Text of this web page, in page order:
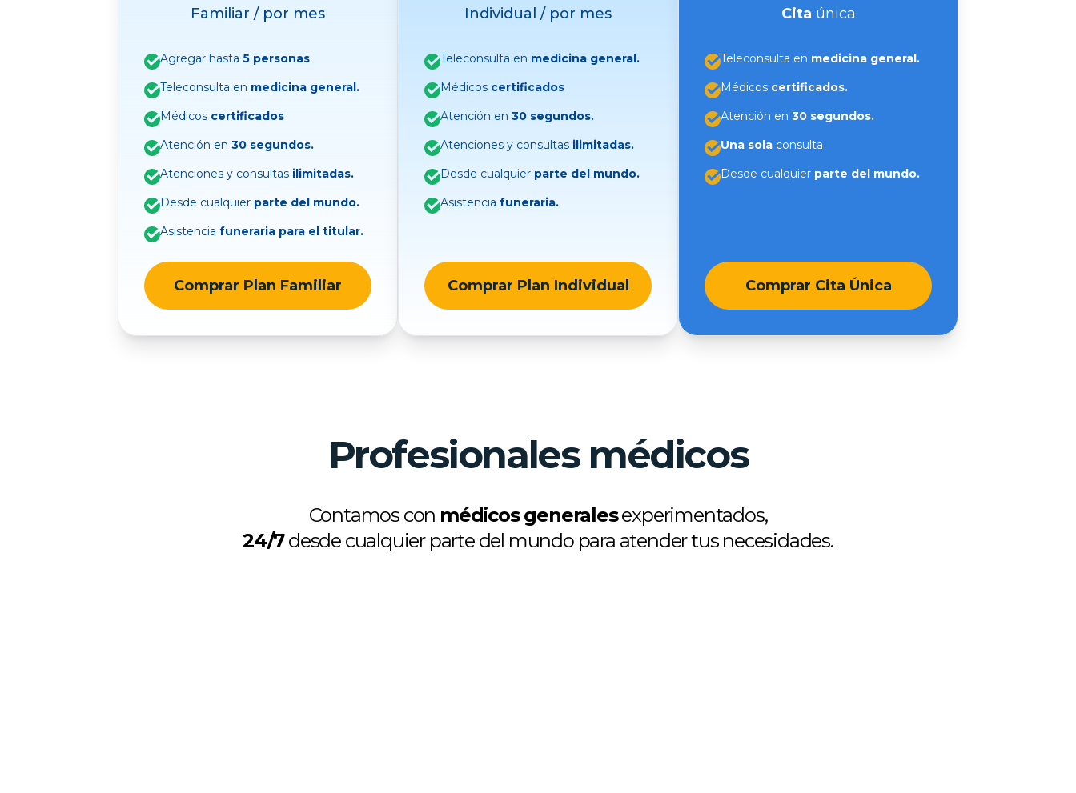
Familiar / por mes
Agregar hasta 5 personas
Teleconsulta en medicina general.
Médicos certificados
Atención en 30 segundos.
Atenciones y consultas ilimitadas.
Desde cualquier parte del mundo.
Asistencia funeraria para el titular.
Comprar Plan Familiar
Individual / por mes
Teleconsulta en medicina general.
Médicos certificados
Atención en 30 segundos.
Atenciones y consultas ilimitadas.
Desde cualquier parte del mundo.
Asistencia funeraria.
Comprar Plan Individual
Cita única
Teleconsulta en medicina general.
Médicos certificados.
Atención en 30 segundos.
Una sola consulta
Desde cualquier parte del mundo.
Comprar Cita Única
Profesionales médicos
Contamos con médicos generalesexperimentados,
24/7desde cualquier parte del mundo para atender tus necesidades.